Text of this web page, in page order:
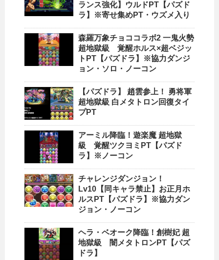
ランス強化】ウルドPT【パズド
ラ】※寄せ集めPT・ウズメ入り
森羅万象チョココラボ2 一鬼火勢
超地獄級 覚醒ホルス×超ベジッ
トPT【パズドラ】※協力ダンジ
ョン・ソロ・ノーコン
【パズドラ】 趙雲参上！ 勇将軍
超地獄級 白メタトロン回復タイ
プPT
アーミル降臨！遊楽魔 超地獄
級 覚醒ツクヨミPT【パズド
ラ】※ノーコン
チャレンジダンジョン！
Lv10【同キャラ禁止】お正月ホ
ルスPT【パズドラ】※協力ダン
ジョン・ノーコン
ヘラ・ベオーク降臨！創樹妃 超
地獄級 闇メタトロンPT【パズ
ドラ】